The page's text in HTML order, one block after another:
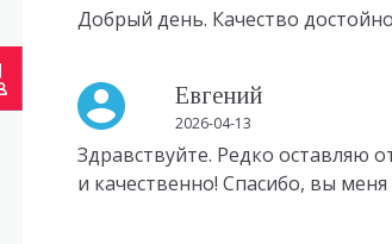
Добрый день. Качество
Евгений
2026-04-13
Здравствуйте. Редко оставляю
и качественно! Спасибо, вы